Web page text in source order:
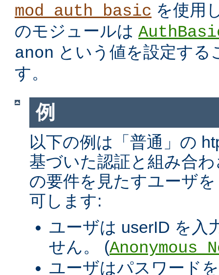
mod_auth_basic を使用
のモジュールは
anon という値を設定する
す。
例
以下の例は「普通」の
基づいた認証と組み合
の要件を見たすユーザ
可します:
ユーザは userID を入
せん。 (
ユーザはパスワード